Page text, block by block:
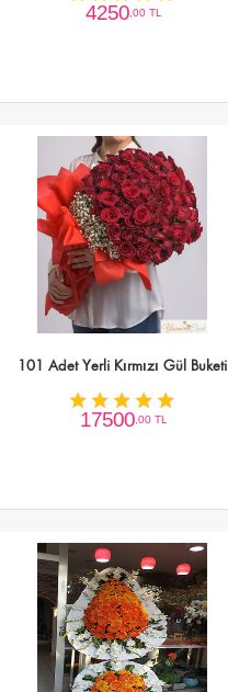
4250,00 TL
101 Adet Yerli Kırmızı Gül Buketi
17500,00 TL